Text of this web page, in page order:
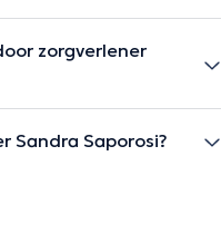
zorgverlener
Sandra Saporosi?